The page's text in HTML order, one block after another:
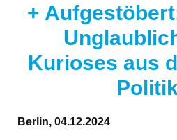
+
Kurioses aus
Berlin, 04.12.2024